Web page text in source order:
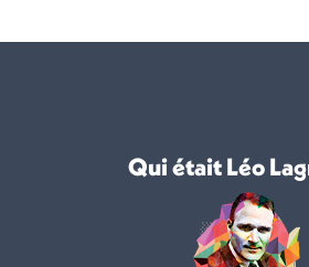
Qui était Léo